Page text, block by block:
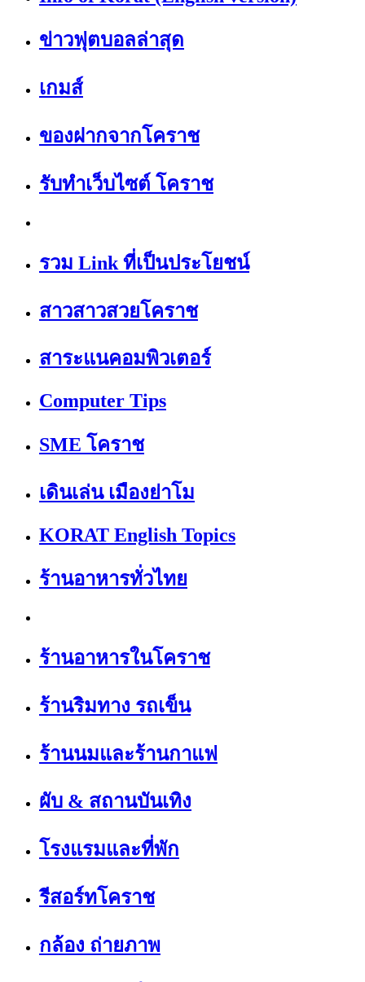
ข่าวฟุตบอลล่าสุด
เกมส์
ของฝากจากโคราช
รับทำเว็บไซต์ โคราช
รวม Link ที่เป็นประโยชน์
สาวสาวสวยโคราช
สาระแนคอมพิวเตอร์
Computer Tips
SME โคราช
เดินเล่น เมืองย่าโม
KORAT English Topics
ร้านอาหารทั่วไทย
ร้านอาหารในโคราช
ร้านริมทาง รถเข็น
ร้านนมและร้านกาแฟ
ผับ & สถานบันเทิง
โรงแรมและที่พัก
รีสอร์ทโคราช
กล้อง ถ่ายภาพ